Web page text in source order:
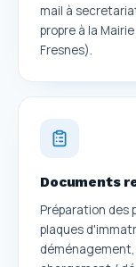
mail à
propre à la
Fresnes).
Documents
Préparation des
plaques